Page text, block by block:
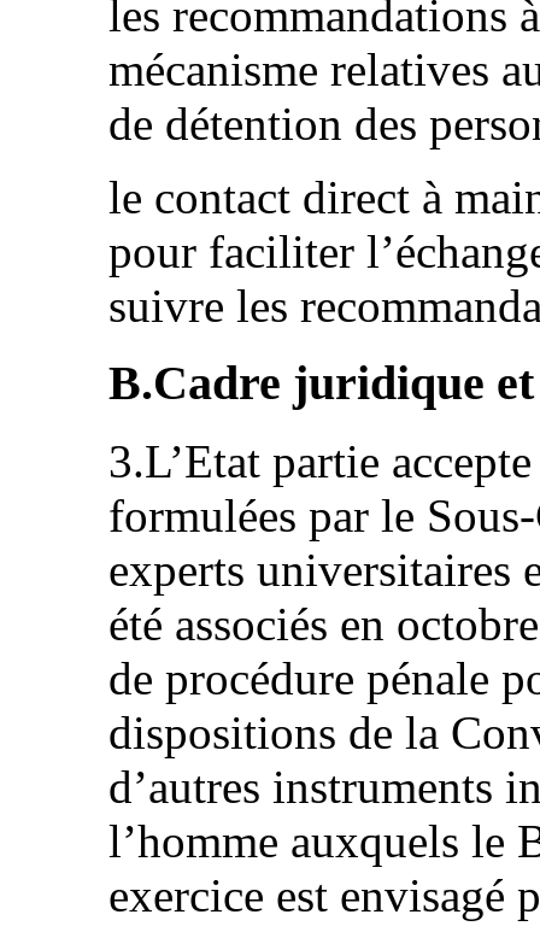
les recommandations
mécanisme relatives
de détention des
le contact direct à
pour faciliter
suivre les
B.Cadre juridique
3.L’Etat partie
formulées par le
experts universitaires
été associés en
de procédure pénale
dispositions de la
d’autres instruments
l’homme auxquels le
exercice est envisagé